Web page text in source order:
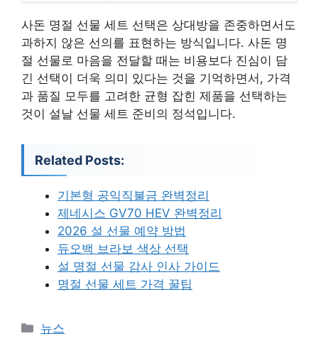
사돈 명절 선물 세트 선택은 상대방을 존중하면서도
과하지 않은 선의를 표현하는 방식입니다. 사돈 명
절 선물로 마음을 전달할 때는 비용보다 진심이 담
긴 선택이 더욱 의미 있다는 것을 기억하면서, 가격
과 품질 모두를 고려한 균형 잡힌 제품을 선택하는
것이 설날 선물 세트 준비의 정석입니다.
Related Posts:
기본형 공익직불금 완벽정리
제네시스 GV70 HEV 완벽정리
2026 설 선물 예약 방법
듀오백 브라보 색상 선택
설 명절 선물 감사 인사 가이드
명절 선물 세트 가격 꿀팁
카
뉴스